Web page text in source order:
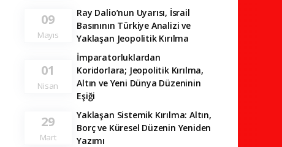
09
Mayıs
Ray Dalio’nun Uyarısı, İsrail
Basınının Türkiye Analizi ve
Yaklaşan Jeopolitik Kırılma
01
Nisan
İmparatorluklardan
Koridorlara; Jeopolitik Kırılma,
Altın ve Yeni Dünya Düzeninin
Eşiği
29
Mart
Yaklaşan Sistemik Kırılma: Altın,
Borç ve Küresel Düzenin Yeniden
Yazımı